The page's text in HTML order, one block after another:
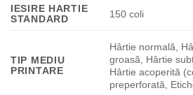
IESIRE HARTIE
STANDARD
150 coli
TIP MEDIU
PRINTARE
Hârtie normală,
groasă, Hârtie
Hârtie acoperită
preperforată,